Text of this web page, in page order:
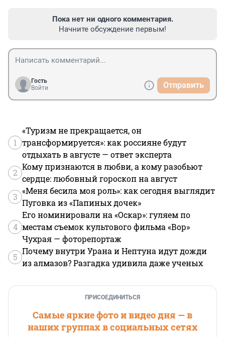
Пока нет ни одного комментария.
Начните обсуждение первым!
Гость
Войти
Отправить
1
«Туризм не прекращается, он
трансформируется»: как россияне будут
отдыхать в августе — ответ эксперта
2
Кому признаются в любви, а кому разобьют
сердце: любовный гороскоп на август
3
«Меня бесила моя роль»: как сегодня выглядит
Пуговка из «Папиных дочек»
4
Его номинировали на «Оскар»: гуляем по
местам съемок культового фильма «Вор»
Чухрая — фоторепортаж
5
Почему внутри Урана и Нептуна идут дожди
из алмазов? Разгадка удивила даже ученых
ПРИСОЕДИНИТЬСЯ
Самые яркие фото и видео дня — в
наших группах в социальных сетях